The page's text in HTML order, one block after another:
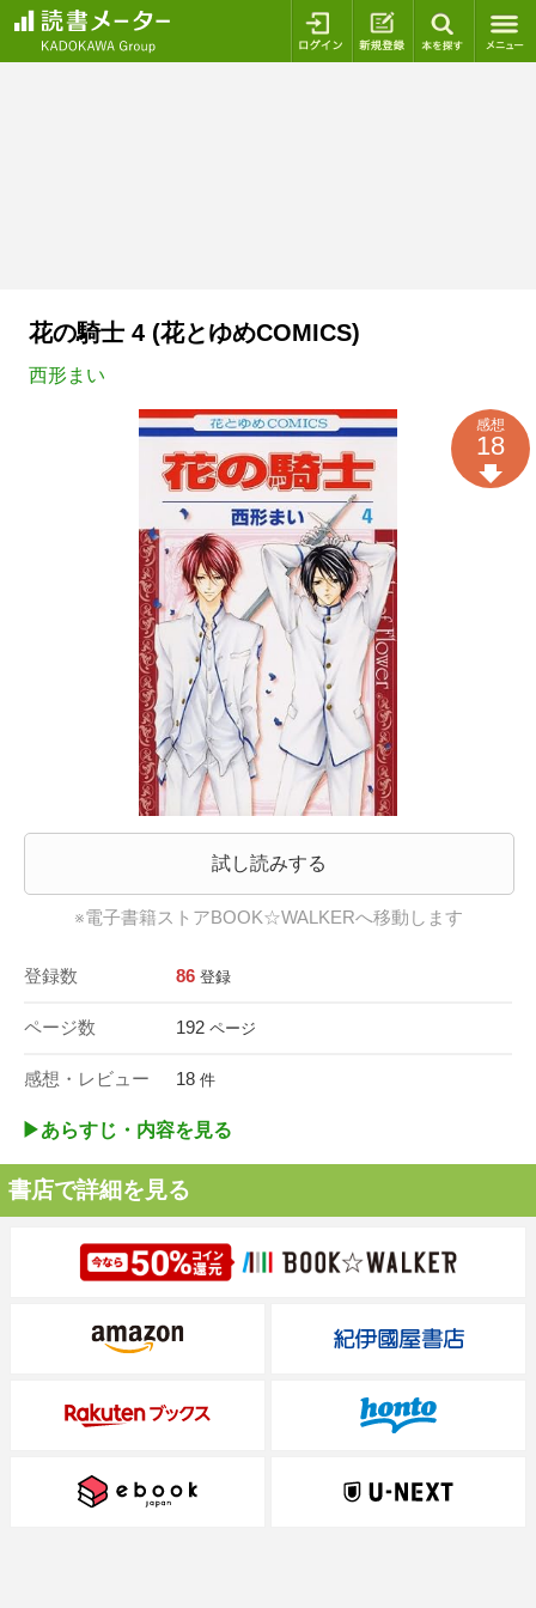
ログイン 新規登録
花の騎士 4 (花とゆめCOMICS)
西形まい
試し読みする
※電子書籍ストアBOOK☆WALKERへ移動します
登録数 86 登録
ページ数 192 ページ
感想・レビュー 18 件
感想
18
▶︎あらすじ・内容を見る
書店で詳細を見る